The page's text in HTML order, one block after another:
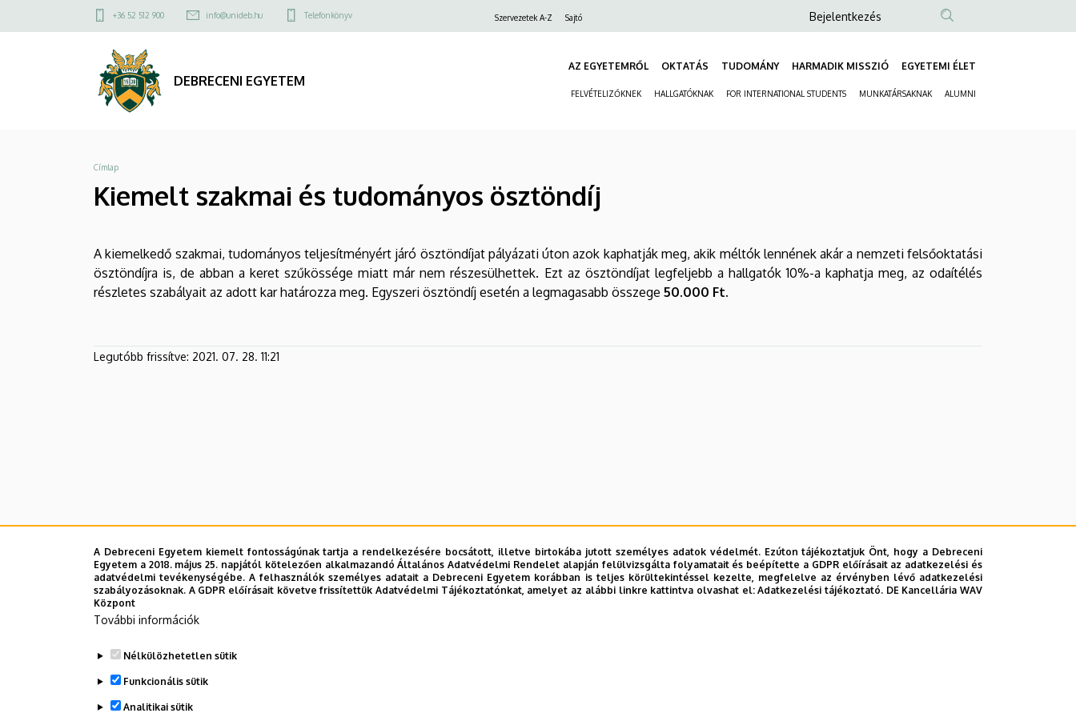
tudományos
DEBRECENI
EGYETEM
a
Felső
menü
+36 52 512 900 info@unideb.hu Telefonkönyv Szervezetek A-Z Sajtó
Anonim
fiók
Bejelentkezés
DEBRECENI EGYETEM
AZ EGYETEMRŐL OKTATÁS TUDOMÁNY HARMADIK MISSZIÓ EGYETEMI ÉLET
FELVÉTELIZŐKNEK HALLGATÓKNAK FOR INTERNATIONAL STUDENTS MUNKATÁRSAKNAK ALUMNI
Morzsa
Címlap
Kiemelt szakmai és tudományos ösztöndíj
A kiemelkedő szakmai, tudományos teljesítményért járó ösztöndíjat pályázati úton azok kaphatják meg, akik méltók lennének akár a nemzeti felsőoktatási
ösztöndíjra is, de abban a keret szűkössége miatt már nem részesülhettek. Ezt az ösztöndíjat legfeljebb a hallgatók 10%-a kaphatja meg, az odaítélés
részletes szabályait az adott kar határozza meg. Egyszeri ösztöndíj esetén a legmagasabb összege 50.000 Ft.
Legutóbb frissítve: 2021. 07. 28. 11:21
A Debreceni Egyetem kiemelt fontosságúnak tartja a rendelkezésére bocsátott, illetve birtokába jutott személyes adatok védelmét. Ezúton tájékoztatjuk Önt, hogy a Debreceni
Egyetem a 2018. május 25. napjától kötelezően alkalmazandó Általános Adatvédelmi Rendelet alapján felülvizsgálta folyamatait és beépítette a GDPR előírásait az adatkezelési és
adatvédelmi tevékenységébe. A felhasználók személyes adatait a Debreceni Egyetem korábban is teljes körültekintéssel kezelte, megfelelve az érvényben lévő adatkezelési
szabályozásoknak. A GDPR előírásait követve frissítettük Adatvédelmi Tájékoztatónkat, amelyet az alábbi linkre kattintva olvashat el:Adatkezelési tájékoztató. DE Kancellária WAV
Központ
További információk
Nélkülözhetetlen sütik
Funkcionális sütik
Analitikai sütik